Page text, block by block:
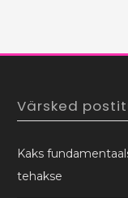
Värsked
Kaks
tehakse